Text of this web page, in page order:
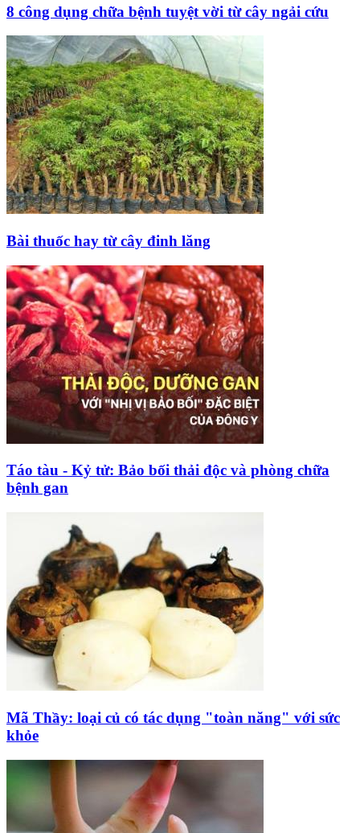
8 công dụng chữa bệnh tuyệt vời từ cây ngải cứu
Bài thuốc hay từ cây đinh lăng
Táo tàu - Kỷ tử: Bảo bối thải độc và phòng chữa
bệnh gan
Mã Thầy: loại củ có tác dụng "toàn năng" với sức
khỏe